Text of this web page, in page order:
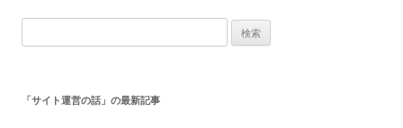
索:
「サイト運営の話」の最新記事